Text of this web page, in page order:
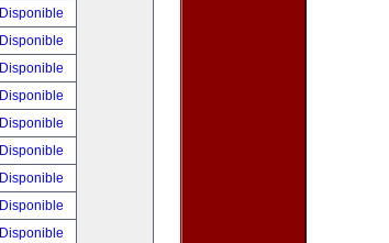
Disponible
Disponible
Disponible
Disponible
Disponible
Disponible
Disponible
Disponible
Disponible